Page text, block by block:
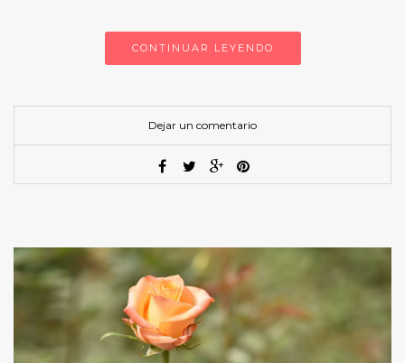
CONTINUAR LEYENDO
Dejar un comentario